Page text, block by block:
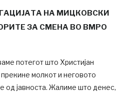
НА МИЦКОВСКИ
ЗА СМЕНА ВО ВМРО
потегот што Христијан
молкот и неговото
од јавноста. Жалиме што денес,